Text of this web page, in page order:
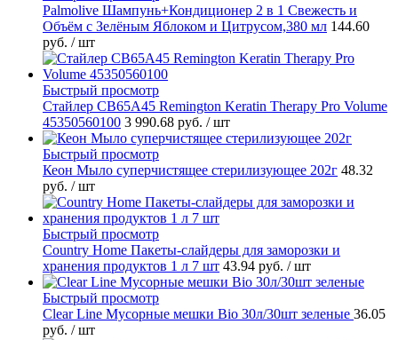
Palmolive Шампунь+Кондиционер 2 в 1 Свежесть и
Объём с Зелёным Яблоком и Цитрусом,380 мл 144.60
руб. / шт
Быстрый просмотр
Стайлер CB65A45 Remington Keratin Therapy Pro Volume
45350560100 3 990.68 руб. / шт
Быстрый просмотр
Кеон Мыло суперчистящее стерилизующее 202г 48.32
руб. / шт
Быстрый просмотр
Country Home Пакеты-слайдеры для заморозки и
хранения продуктов 1 л 7 шт 43.94 руб. / шт
Быстрый просмотр
Clear Line Мусорные мешки Bio 30л/30шт зеленые 36.05
руб. / шт